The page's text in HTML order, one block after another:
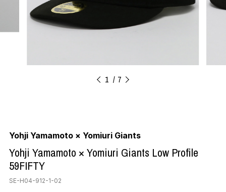
1 7
Yohji Yamamoto × Yomiuri Giants
Yohji Yamamoto × Yomiuri Giants Low Profile
59FIFTY
SE-H04-912-1-02